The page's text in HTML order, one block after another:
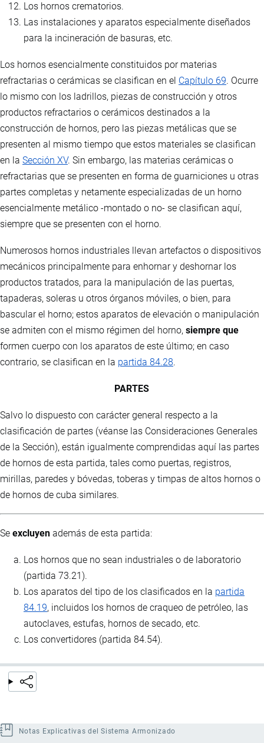
Los hornos crematorios.
Las instalaciones y aparatos especialmente diseñados
para la incineración de basuras, etc.
Los hornos esencialmente constituidos por materias
refractarias o cerámicas se clasifican en el Capítulo 69. Ocurre
lo mismo con los ladrillos, piezas de construcción y otros
productos refractarios o cerámicos destinados a la
construcción de hornos, pero las piezas metálicas que se
presenten al mismo tiempo que estos materiales se clasifican
en la Sección XV. Sin embargo, las materias cerámicas o
refractarias que se presenten en forma de guarniciones u otras
partes completas y netamente especializadas de un horno
esencialmente metálico -montado o no- se clasifican aquí,
siempre que se presenten con el horno.
Numerosos hornos industriales llevan artefactos o dispositivos
mecánicos principalmente para enhornar y deshornar los
productos tratados, para la manipulación de las puertas,
tapaderas, soleras u otros órganos móviles, o bien, para
bascular el horno; estos aparatos de elevación o manipulación
se admiten con el mismo régimen del horno, siempre que
formen cuerpo con los aparatos de este último; en caso
contrario, se clasifican en la partida 84.28.
PARTES
Salvo lo dispuesto con carácter general respecto a la
clasificación de partes (véanse las Consideraciones Generales
de la Sección), están igualmente comprendidas aquí las partes
de hornos de esta partida, tales como puertas, registros,
mirillas, paredes y bóvedas, toberas y timpas de altos hornos o
de hornos de cuba similares.
Se excluyen además de esta partida:
Los hornos que no sean industriales o de laboratorio
(partida 73.21).
Los aparatos del tipo de los clasificados en la partida
84.19, incluidos los hornos de craqueo de petróleo, las
autoclaves, estufas, hornos de secado, etc.
Los convertidores (partida 84.54).
Notas Explicativas del Sistema Armonizado